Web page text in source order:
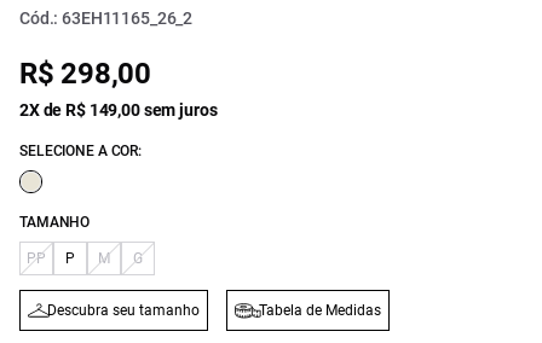
Cód.: 63EH11165_26_2
R$ 298,00
2X de R$ 149,00 sem juros
SELECIONE A COR:
TAMANHO
PP P M G
Descubra seu tamanho Tabela de Medidas